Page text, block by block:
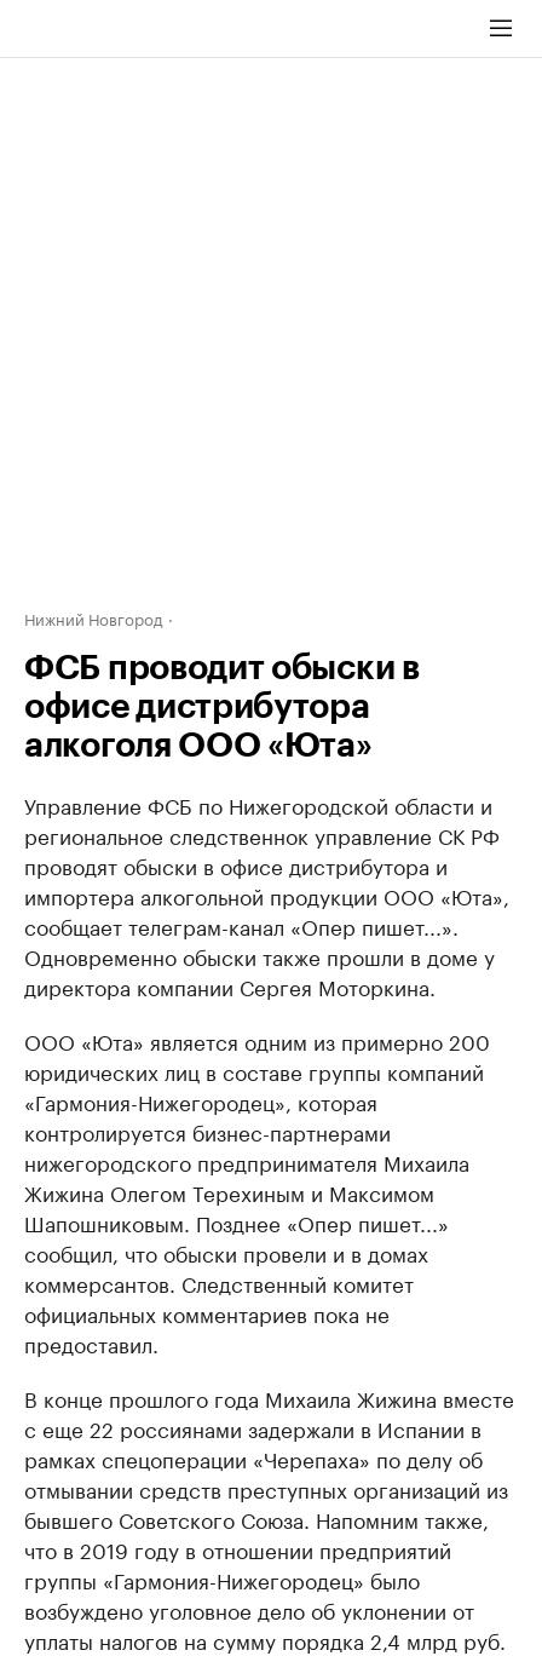
Нижний Новгород
ФСБ проводит обыски в
офисе дистрибутора
алкоголя ООО «Юта»
Управление ФСБ по Нижегородской области и
региональное следственнок управление СК РФ
проводят обыски в офисе дистрибутора и
импортера алкогольной продукции ООО «Юта»,
сообщает телеграм-канал «Опер пишет...».
Одновременно обыски также прошли в доме у
директора компании Сергея Моторкина.
ООО «Юта» является одним из примерно 200
юридических лиц в составе группы компаний
«Гармония-Нижегородец», которая
контролируется бизнес-партнерами
нижегородского предпринимателя Михаила
Жижина Олегом Терехиным и Максимом
Шапошниковым. Позднее «Опер пишет...»
сообщил, что обыски провели и в домах
коммерсантов. Следственный комитет
официальных комментариев пока не
предоставил.
В конце прошлого года Михаила Жижина вместе
с еще 22 россиянами задержали в Испании в
рамках спецоперации «Черепаха» по делу об
отмывании средств преступных организаций из
бывшего Советского Союза. Напомним также,
что в 2019 году в отношении предприятий
группы «Гармония-Нижегородец» было
возбуждено уголовное дело об уклонении от
уплаты налогов на сумму порядка 2,4 млрд руб.